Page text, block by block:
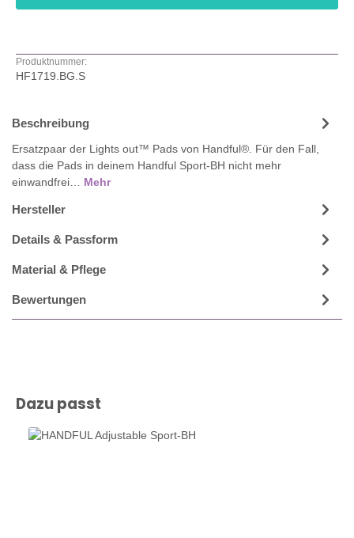
Produktnummer:
HF1719.BG.S
Beschreibung
Ersatzpaar der Lights out™ Pads von Handful®. Für den Fall,
dass die Pads in deinem Handful Sport-BH nicht mehr
einwandfrei… Mehr
Hersteller
Details & Passform
Material & Pflege
Bewertungen
Produktgalerie überspringen
Dazu passt